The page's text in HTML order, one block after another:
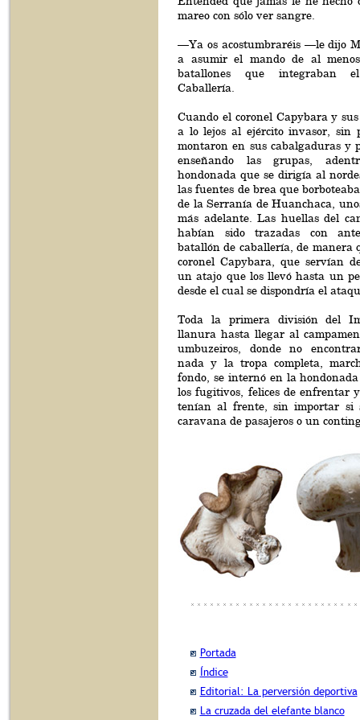
mareo con sólo ver sangre.
—Ya os acostumbraréis —le dijo
a asumir el mando de al
batallones que integraban
Caballería.
Cuando el coronel Capybara y
a lo lejos al ejército invasor, sin
montaron en sus cabalgaduras y
enseñando las grupas,
hondonada que se dirigía al
las fuentes de brea que
de la Serranía de Huanchaca,
más adelante. Las huellas del
habían sido trazadas con
batallón de caballería, de manera
coronel Capybara, que servían
un atajo que los llevó hasta un
desde el cual se dispondría el
Toda la primera división del
llanura hasta llegar al
umbuzeiros, donde no
nada y la tropa completa,
fondo, se internó en la
los fugitivos, felices de enfrentar
tenían al frente, sin importar si
caravana de pasajeros o un
Portada
Índice
Editorial: La perversión deportiva
La cruzada del elefante blanco